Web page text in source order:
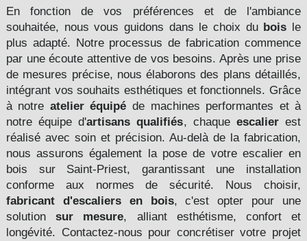
En fonction de vos préférences et de l'ambiance
souhaitée, nous vous guidons dans le choix du bois le
plus adapté. Notre processus de fabrication commence
par une écoute attentive de vos besoins. Après une prise
de mesures précise, nous élaborons des plans détaillés,
intégrant vos souhaits esthétiques et fonctionnels. Grâce
à notre atelier équipé de machines performantes et à
notre équipe d'artisans qualifiés, chaque escalierest
réalisé avec soin et précision. Au-delà de la fabrication,
nous assurons également la pose de votre escalier en
bois sur Saint-Priest, garantissant une installation
conforme aux normes de sécurité. Nous choisir,
fabricant d'escaliers en bois, c'est opter pour une
solutionsur mesure, alliant esthétisme, confort et
longévité. Contactez-nous pour concrétiser votre projet